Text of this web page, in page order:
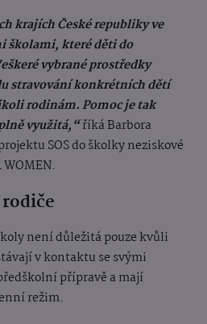
krajích České republiky ve
školami, které děti do
vybrané prostředky
stravování konkrétních dětí
rodinám. Pomoc je tak
využitá,“říká Barbora
SOS do školky neziskové
není důležitá pouze kvůli
v kontaktu se svými
přípravě a mají
režim.